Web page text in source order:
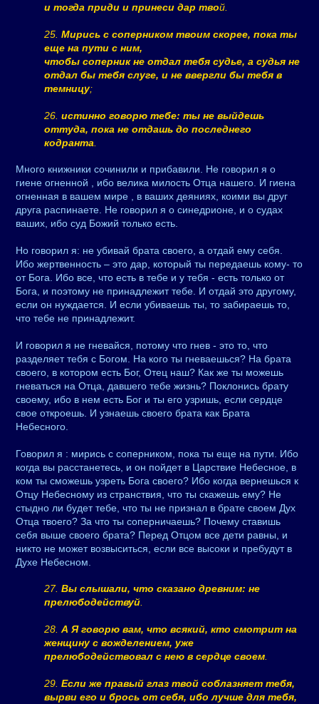
и тогда приди и принеси дар твой.
25. Мирись с соперником твоим скорее, пока ты
еще на пути с ним,
чтобы соперник не отдал тебя судье, а судья не
отдал бы тебя слуге, и не ввергли бы тебя в
темницу;
26. истинно говорю тебе: ты не выйдешь
оттуда, пока не отдашь до последнего
кодранта
Много книжники сочинили и прибавили. Не говорил я о
гиене огненной , ибо велика милость Отца нашего. И гиена
огненная в вашем мире , в ваших деяниях, коими вы друг
друга распинаете. Не говорил я о синедрионе, и о судах
ваших, ибо суд Божий только есть.
Но говорил я: не убивай брата своего, а отдай ему себя.
Ибо жертвенность – это дар, который ты передаешь кому- то
от Бога. Ибо все, что есть в тебе и у тебя - есть только от
Бога, и поэтому не принадлежит тебе. И отдай это другому,
если он нуждается. И если убиваешь ты, то забираешь то,
что тебе не принадлежит.
И говорил я не гневайся, потому что гнев - это то, что
разделяет тебя с Богом. На кого ты гневаешься? На брата
своего, в котором есть Бог, Отец наш? Как же ты можешь
гневаться на Отца, давшего тебе жизнь? Поклонись брату
своему, ибо в нем есть Бог и ты его узришь, если сердце
свое откроешь. И узнаешь своего брата как Брата
Небесного.
Говорил я : мирись с соперником, пока ты еще на пути. Ибо
когда вы расстанетесь, и он пойдет в Царствие Небесное, в
ком ты сможешь узреть Бога своего? Ибо когда вернешься к
Отцу Небесному из странствия, что ты скажешь ему? Не
стыдно ли будет тебе, что ты не признал в брате своем Дух
Отца твоего? За что ты соперничаешь? Почему ставишь
себя выше своего брата? Перед Отцом все дети равны, и
никто не может возвыситься, если все высоки и пребудут в
Духе Небесном.
27. Вы слышали, что сказано древним: не
прелюбодействуй
28. А Я говорю вам, что всякий, кто смотрит на
женщину с вожделением, уже
прелюбодействовал с нею в сердце своем
29. Если же правый глаз твой соблазняет тебя,
вырви его и брось от себя, ибо лучше для тебя,